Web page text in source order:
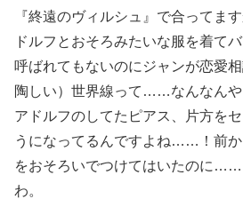
『終遠のヴィルシュ』で合ってま
ドルフとおそろみたいな服を着て
呼ばれてもないのにジャンが恋愛
陶しい）世界線って……なんなん
アドルフのしてたピアス、片方を
うになってるんですよね……！前
をおそろいでつけてはいたのに……
わ。